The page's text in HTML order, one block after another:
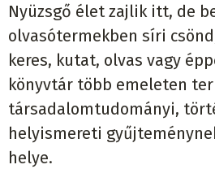
Nyüzsgő élet zajlik itt, de
olvasótermekben síri
keres, kutat, olvas vagy
könyvtár több emeleten
társadalomtudományi,
helyismereti
helye.